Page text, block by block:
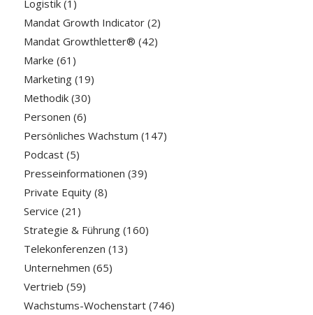
Logistik(1)
Mandat Growth Indicator(2)
Mandat Growthletter® (42)
Marke (61)
Marketing(19)
Methodik(30)
Personen (6)
Persönliches Wachstum (147)
Podcast(5)
Presseinformationen (39)
Private Equity(8)
Service (21)
Strategie & Führung(160)
Telekonferenzen (13)
Unternehmen (65)
Vertrieb (59)
Wachstums-Wochenstart(746)